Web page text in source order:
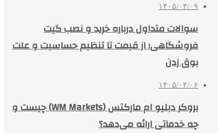
۱۴۰۵/۰۴/۰۹
سوالات متداول درباره خرید و نصب گیت
فروشگاهی؛ از قیمت تا تنظیم حساسیت و علت
بوق زدن
۱۴۰۵/۰۴/۰۶
بروکر دبلیو ام مارکتس (WM Markets) چیست و
چه خدماتی ارائه می‌دهد؟